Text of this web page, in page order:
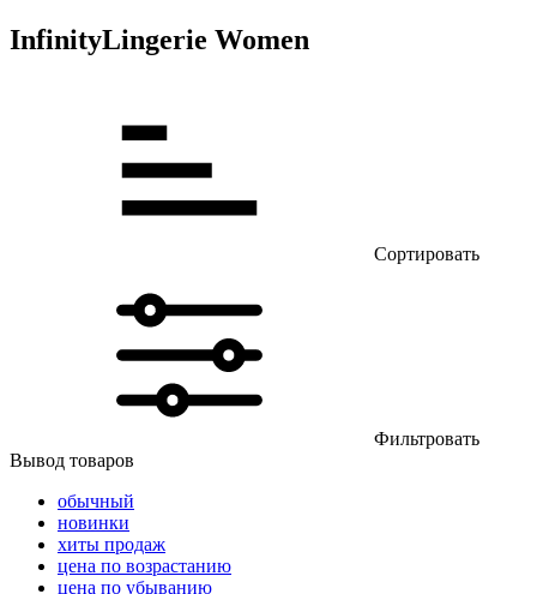
InfinityLingerie Women
Сортировать
Фильтровать
Вывод товаров
обычный
новинки
хиты продаж
цена по возрастанию
цена по убыванию